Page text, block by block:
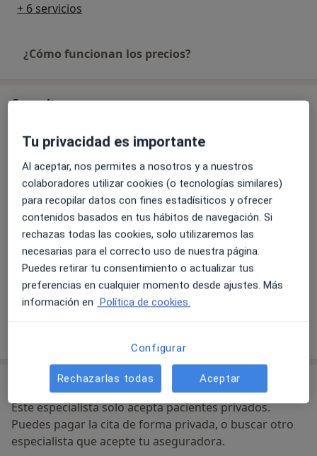
+ 6 servicios
¿Cómo funcionan los precios?
Consulta
Ana Rosa
Ampliar
se abre en una nueva
Disponibilidad
Este especialista no ofrece reserva online en esta
dirección
¿Qué puedo hacer ahora?
No se aceptan aseguradoras
Este especialista solo acepta pacientes privados.
Puedes pagar la cita de forma privada, o buscar otro
especialista que acepte tu aseguradora.
Tu privacidad es importante
Al aceptar, nos permites a nosotros y a nuestros
colaboradores utilizar cookies (o tecnologías similares)
para recopilar datos con fines estadísiticos y ofrecer
contenidos basados en tus hábitos de navegación. Si
rechazas todas las cookies, solo utilizaremos las
necesarias para el correcto uso de nuestra página.
Puedes retirar tu consentimiento o actualizar tus
preferencias en cualquier momento desde ajustes. Más
información en Política de cookies.
Configurar
Rechazarlas todas Aceptar